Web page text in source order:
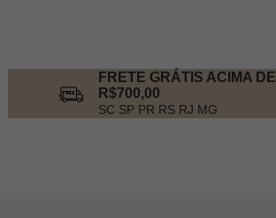
FRETE GRÁTIS ACIMA DE
R$700,00
SC SP PR RS RJ MG